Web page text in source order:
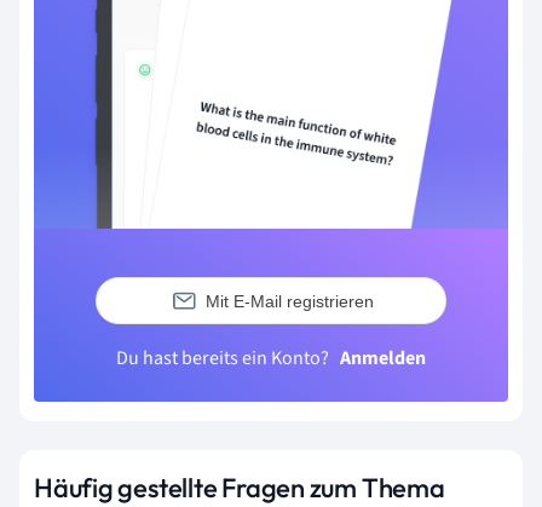
Mit E-Mail registrieren
Du hast bereits ein Konto? Anmelden
Häufig gestellte Fragen zum Thema